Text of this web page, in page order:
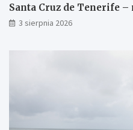
Santa Cruz de Tenerife
3 sierpnia 2026